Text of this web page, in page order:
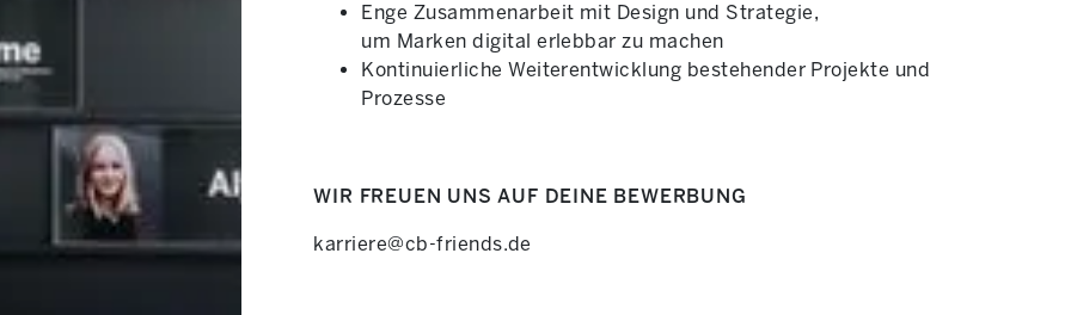
Enge Zusammenarbeit mit Design und Strategie,
um Marken digital erlebbar zu machen
Kontinuierliche Weiterentwicklung bestehender Projekte und
Prozesse
WIR FREUEN UNS AUF DEINE BEWERBUNG
karriere@cb-friends.de